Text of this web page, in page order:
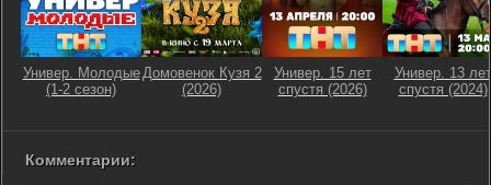
Универ. Молодые
(1-2 сезон)
Домовенок Кузя 2
(2026)
Универ. 15 лет
спустя (2026)
Универ. 13 лет
спустя (2024)
Комментарии: